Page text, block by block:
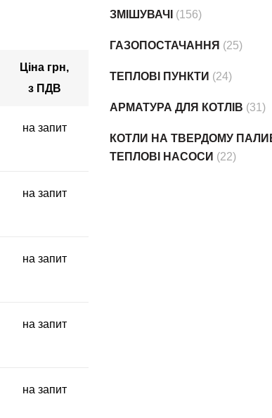
Ціна грн,
з ПДВ
на запит
на запит
на запит
на запит
на запит
ЗМІШУВАЧІ (156)
ГАЗОПОСТАЧАННЯ (25)
ТЕПЛОВІ ПУНКТИ (24)
АРМАТУРА ДЛЯ КОТЛІВ (31)
КОТЛИ НА ТВЕРДОМУ
ТЕПЛОВІ НАСОСИ (22)